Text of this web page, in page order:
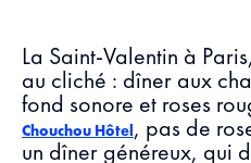
La Saint-Valentin à
au cliché : dîner aux
fond sonore et roses
Chouchou Hôtel , pas de
un dîner généreux, qui